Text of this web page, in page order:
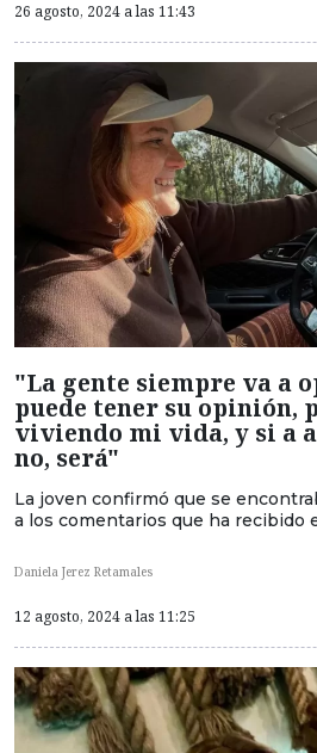
26 agosto, 2024 a las 11:43
"La gente siempre va a
puede tener su opinión,
viviendo mi vida, y si a
no, será"
La joven confirmó que se
a los comentarios que ha recibido
Daniela Jerez Retamales
12 agosto, 2024 a las 11:25